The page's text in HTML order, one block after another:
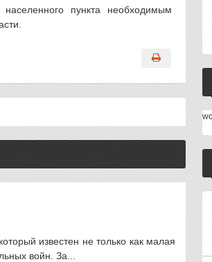
пункта необходимым
известен не только как малая
войн. За...